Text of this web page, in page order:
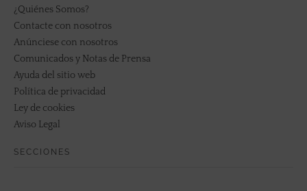
¿Quiénes Somos?
Contacte con nosotros
Anúnciese con nosotros
Comunicados y Notas de Prensa
Ayuda del sitio web
Política de privacidad
Ley de cookies
Aviso Legal
SECCIONES